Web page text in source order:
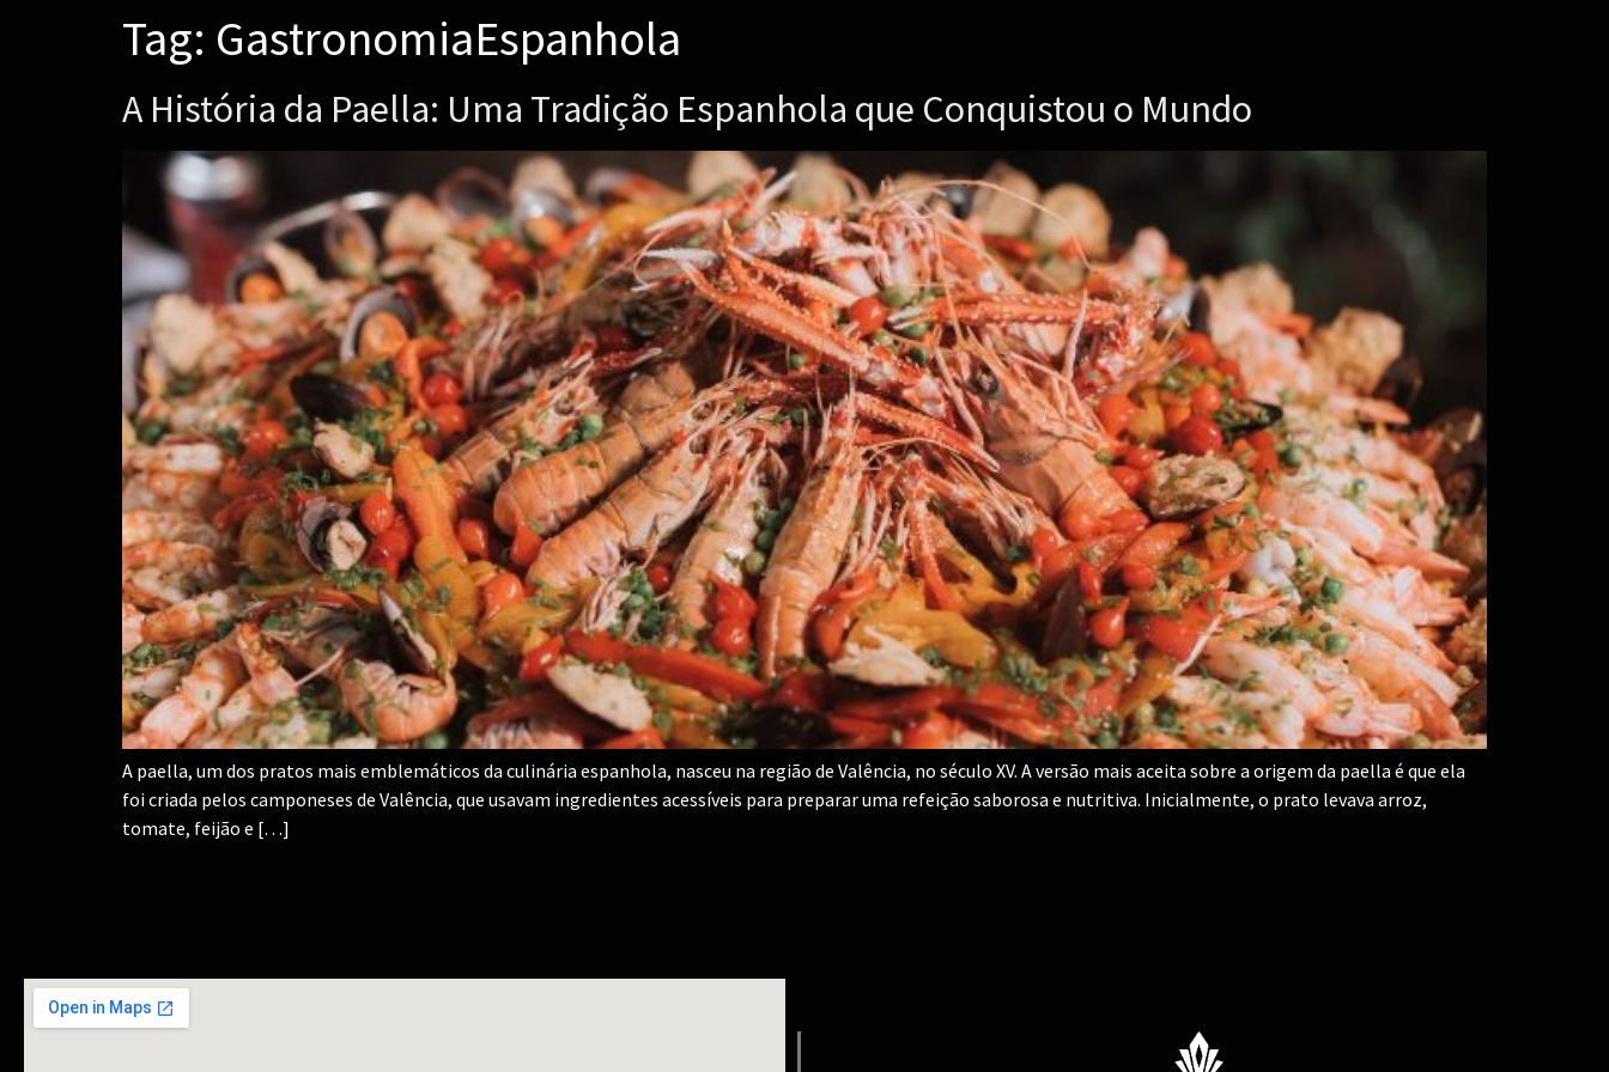
Tag: GastronomiaEspanhola
A História da Paella: Uma Tradição Espanhola que Conquistou o Mundo
A paella, um dos pratos mais emblemáticos da culinária espanhola, nasceu na região de Valência, no século XV. A versão mais aceita sobre a origem da paella é que ela
foi criada pelos camponeses de Valência, que usavam ingredientes acessíveis para preparar uma refeição saborosa e nutritiva. Inicialmente, o prato levava arroz,
tomate, feijão e […]